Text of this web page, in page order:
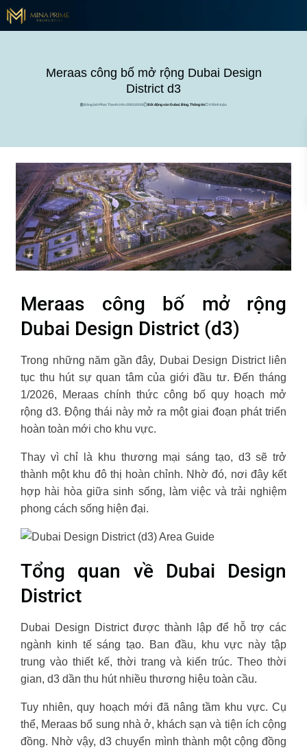
Meraas công bố mở rộng Dubai Design
District d3
Đăng bởi Phat Thanh trên 20/01/2026 Bất động sản Dubai,Blog,Thông tin 0 Bình luận
Meraas công bố mở rộng
Dubai Design District (d3)
Trong những năm gần đây, Dubai Design District liên
tục thu hút sự quan tâm của giới đầu tư. Đến tháng
1/2026, Meraas chính thức công bố quy hoạch mở
rộng d3. Động thái này mở ra một giai đoạn phát triển
hoàn toàn mới cho khu vực.
Thay vì chỉ là khu thương mại sáng tạo, d3 sẽ trở
thành một khu đô thị hoàn chỉnh. Nhờ đó, nơi đây kết
hợp hài hòa giữa sinh sống, làm việc và trải nghiệm
phong cách sống hiện đại.
Tổng quan về Dubai Design
District
Dubai Design District được thành lập để hỗ trợ các
ngành kinh tế sáng tạo. Ban đầu, khu vực này tập
trung vào thiết kế, thời trang và kiến trúc. Theo thời
gian, d3 dần thu hút nhiều thương hiệu toàn cầu.
Tuy nhiên, quy hoạch mới đã nâng tầm khu vực. Cụ
thể, Meraas bổ sung nhà ở, khách sạn và tiện ích cộng
đồng. Nhờ vậy, d3 chuyển mình thành một cộng đồng